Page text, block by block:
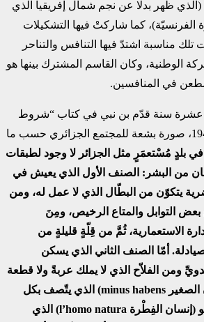
ظهر بدلا عن نجم شمال إفريقيا الذي
كما شاركتْ فيها التشكيلات
تلك مناسبة اشتدّ فيها التنافس والتناحر
الوطنية، وكان القاسم المشترك بينها هو
في المنافسين.
عشرة سنة قدّم بن نبي في كتاب “شروط
النهضة” الصادر سنة 1949، صورة بشعة للمجتمع الجزائري حسب ما
في بلدٍ مُسْتعمَرٍ مثل الجزائر لا وجود لطبقات
من البشر: الصنف الأول الذي يعيش في
يتكوّن من البطّال الذي لا عمل له، ومن
بعض التوابل والمتاع الرخيص، ومِنَ
الاستعمارية، ثُمَّ من قِلّةٍ قليلةٍ من
أمّا الصنف الثاني الذي يسكن
ومن الفلاّح الذي لا يملك عربةً ولا قطعة
minus habens) الذي يتّصف بكل
(إنسان الفِطْرة l’homo natura) الذي